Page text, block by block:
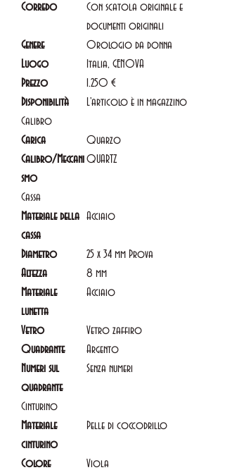
Corredo
Con scatola originale e
documenti originali
Genere
Orologio da donna
Luogo
Italia, GENOVA
Prezzo
1.250 €
Disponibilità
L'articolo è in magazzino
Calibro
Carica
Quarzo
Calibro/Meccani
smo
QUARTZ
Cassa
Materiale della
cassa
Acciaio
Diametro
25 x 34 mm Prova
Altezza
8 mm
Materiale
lunetta
Acciaio
Vetro
Vetro zaffiro
Quadrante
Argento
Numeri sul
quadrante
Senza numeri
Cinturino
Materiale
cinturino
Pelle di coccodrillo
Colore Viola